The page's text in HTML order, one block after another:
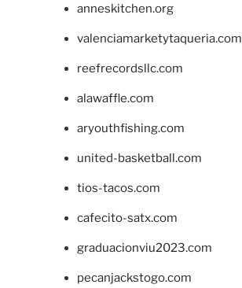
anneskitchen.org
valenciamarketytaqueria.com
reefrecordsllc.com
alawaffle.com
aryouthfishing.com
united-basketball.com
tios-tacos.com
cafecito-satx.com
graduacionviu2023.com
pecanjackstogo.com